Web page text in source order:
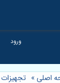
اصلی »